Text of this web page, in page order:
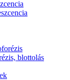
blottolás